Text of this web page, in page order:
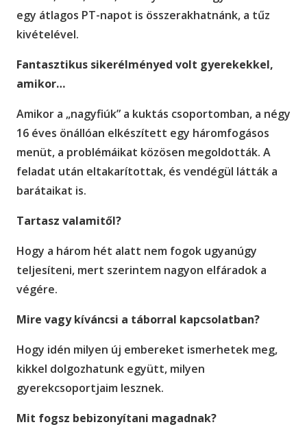
egy átlagos PT-napot is összerakhatnánk, a tűz
kivételével.
Fantasztikus sikerélményed volt gyerekekkel,
amikor…
Amikor a „nagyfiúk” a kuktás csoportomban, a négy
16 éves önállóan elkészített egy háromfogásos
menüt, a problémáikat közösen megoldották. A
feladat után eltakarítottak, és vendégül látták a
barátaikat is.
Tartasz valamitől?
Hogy a három hét alatt nem fogok ugyanúgy
teljesíteni, mert szerintem nagyon elfáradok a
végére.
Mire vagy kíváncsi a táborral kapcsolatban?
Hogy idén milyen új embereket ismerhetek meg,
kikkel dolgozhatunk együtt, milyen
gyerekcsoportjaim lesznek.
Mit fogsz bebizonyítani magadnak?